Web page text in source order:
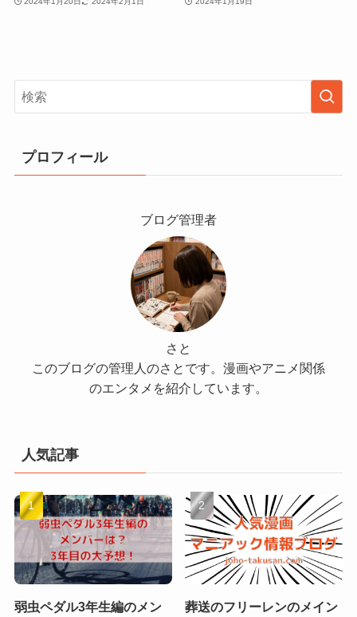
プロフィール
ブログ管理者
さと
このブログの管理人のさとです。漫画やアニメ関係
のエンタメを紹介しています。
人気記事
弱虫ペダル3年生編のメン
葬送のフリーレンのメイン